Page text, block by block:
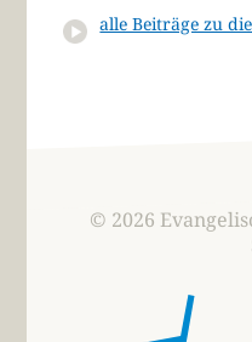
alle Beiträge zu
© 2026